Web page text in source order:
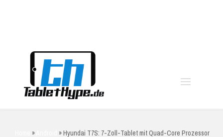
» »Hyundai T7S: 7-Zoll-Tablet mit Quad-Core Prozessor